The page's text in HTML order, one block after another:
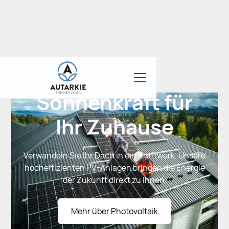
Sonnenkraft für
Ihr Zuhause
Verwandeln Sie Ihr Dach in ein Kraftwerk. Unsere
hocheffizienten PV-Anlagen bringen die Energie
der Zukunft direkt zu Ihnen.
Mehr über Photovoltaik